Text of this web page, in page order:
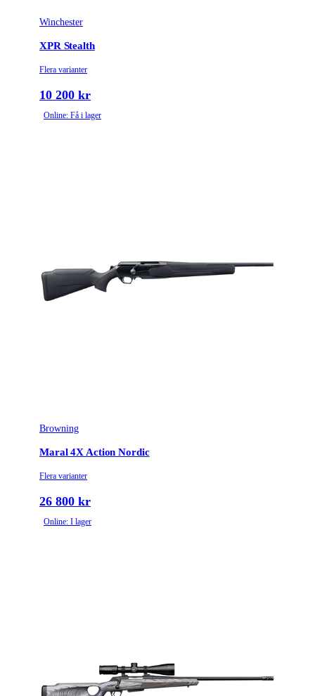
Winchester
XPR Stealth
Flera varianter
10 200 kr
Online: Få i lager
Browning
Maral 4X Action Nordic
Flera varianter
26 800 kr
Online: I lager